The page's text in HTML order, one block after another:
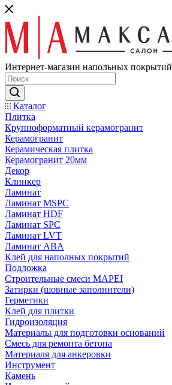
Интернет-магазин напольных покрытий
Каталог
Плитка
Крупноформатный керамогранит
Керамогранит
Керамическая плитка
Керамогранит 20мм
Декор
Клинкер
Ламинат
Ламинат MSPC
Ламинат HDF
Ламинат SPC
Ламинат LVT
Ламинат ABA
Клей для наполных покрытий
Подложка
Строительные смеси MAPEI
Затирки (шовные заполнители)
Герметики
Клей для плитки
Гидроизоляция
Материалы для подготовки оснований
Смесь для ремонта бетона
Материаля для анкеровки
Инструмент
Камень